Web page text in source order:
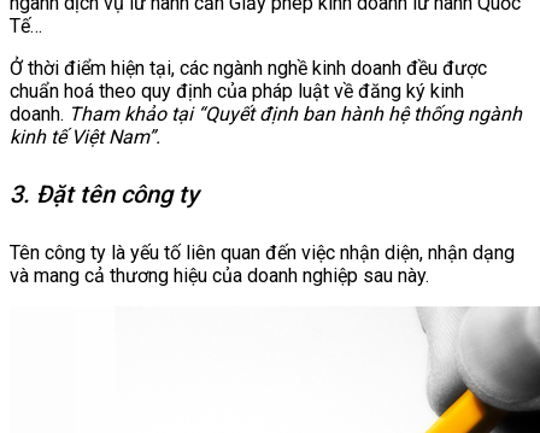
Tế…
Ở thời điểm hiện tại, các ngành nghề kinh doanh đều được
chuẩn hoá theo quy định của pháp luật về đăng ký kinh
doanh. Tham khảo tại “Quyết định ban hành hệ thống ngành
kinh tế Việt Nam”.
3. Đặt tên công ty
Tên công ty là yếu tố liên quan đến việc nhận diện, nhận dạng
và mang cả thương hiệu của doanh nghiệp sau này.